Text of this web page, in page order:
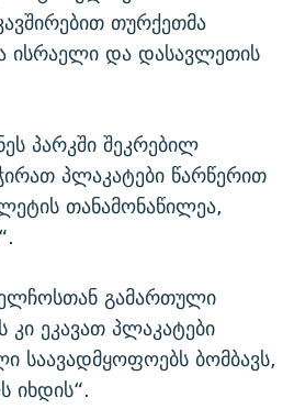
თურქეთმა
ისრაელი და დასავლეთის
პარკში შეკრებილ
პლაკატები წარწერით
თანამონაწილეა,
გამართული
კი ეკავათ პლაკატები
საავადმყოფოებს ბომბავს,
იხდის“.